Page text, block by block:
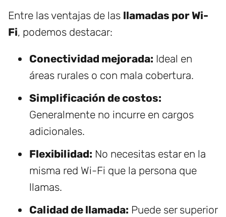
Entre las ventajas de las llamadas por Wi-
Fi, podemos destacar:
Conectividad mejorada: Ideal en
áreas rurales o con mala cobertura.
Simplificación de costos:
Generalmente no incurre en cargos
adicionales.
Flexibilidad: No necesitas estar en la
misma red Wi-Fi que la persona que
llamas.
Calidad de llamada: Puede ser superior